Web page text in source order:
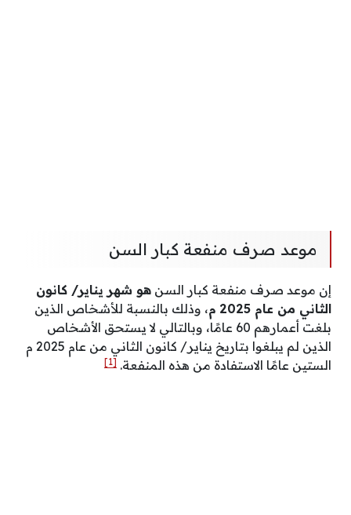
موعد صرف منفعة كبار السن
إن موعد صرف منفعة كبار السن هو شهر يناير/ كانون
الثاني من عام 2025
م، وذلك بالنسبة للأشخاص الذين
بلغت أعمارهم 60 عامًا، وبالتالي لا يستحق الأشخاص
الذين لم يبلغوا بتاريخ يناير/ كانون الثاني من عام 2025 م
الستين عامًا الاستفادة من هذه المنفعة. [1]